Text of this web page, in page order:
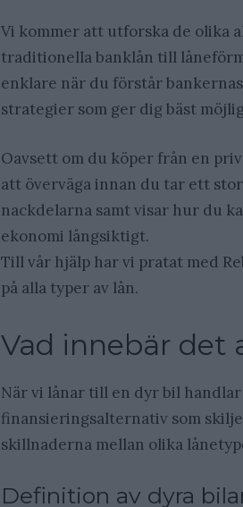
Vi kommer att utforska de olika
traditionella banklån till
enklare när du förstår
strategier som ger dig bäst
Oavsett om du köper från en
att överväga innan du tar ett
nackdelarna samt visar hur du
ekonomi långsiktigt.
Till vår hjälp har vi pratat med
på alla typer av lån.
Vad innebär det
När vi lånar till en dyr bil
finansieringsalternativ som
skillnaderna mellan olika
Definition av dyra